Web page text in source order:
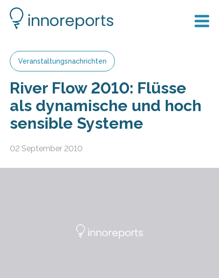
Veranstaltungsnachrichten
River Flow 2010: Flüsse
als dynamische und hoch
sensible Systeme
02 September 2010